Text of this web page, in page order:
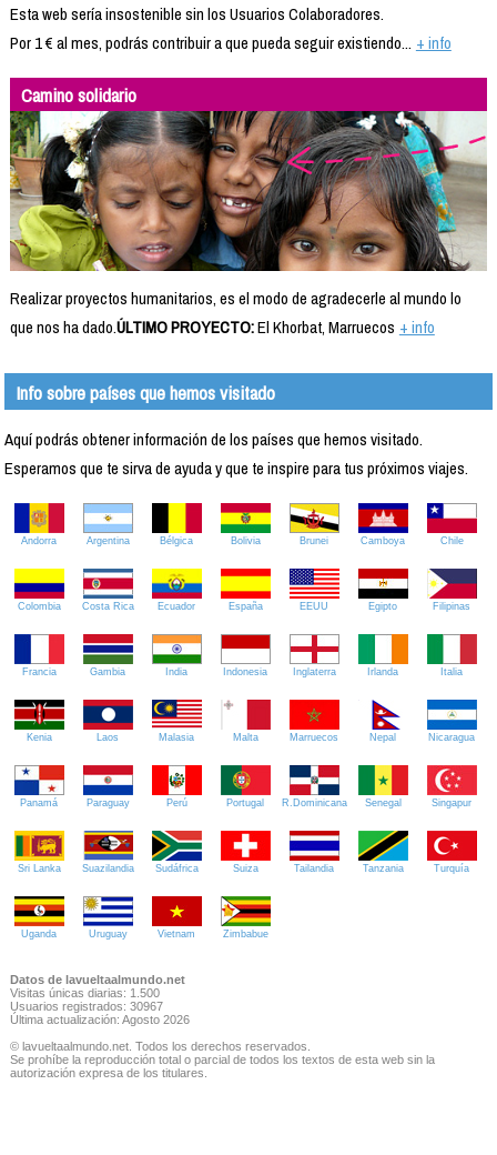
Esta web sería insostenible sin los Usuarios Colaboradores.
Por 1 € al mes, podrás contribuir a que pueda seguir existiendo... + info
Camino solidario
Realizar proyectos humanitarios, es el modo de agradecerle al mundo lo
que nos ha dado.ÚLTIMO PROYECTO:El Khorbat, Marruecos + info
Info sobre países que hemos visitado
Aquí podrás obtener información de los países que hemos visitado.
Esperamos que te sirva de ayuda y que te inspire para tus próximos viajes.
Andorra Argentina Bélgica Bolivia Brunei Camboya Chile
Colombia Costa Rica Ecuador España EEUU Egipto Filipinas
Francia Gambia India Indonesia Inglaterra Irlanda Italia
Kenia Laos Malasia Malta Marruecos Nepal Nicaragua
Panamá Paraguay Perú Portugal R.Dominicana Senegal Singapur
Sri Lanka Suazilandia Sudáfrica Suiza Tailandia Tanzania Turquía
Uganda Uruguay Vietnam Zimbabue
Datos de lavueltaalmundo.net
Visitas únicas diarias: 1.500
Usuarios registrados: 30967
Última actualización: Agosto 2026
© lavueltaalmundo.net. Todos los derechos reservados.
Se prohíbe la reproducción total o parcial de todos los textos de esta web sin la
autorización expresa de los titulares.